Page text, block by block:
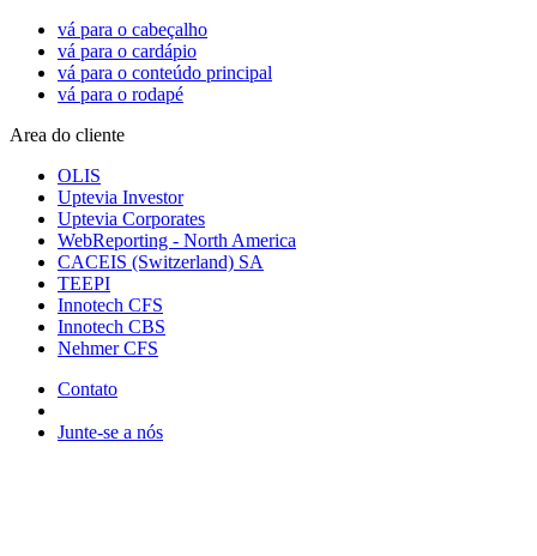
vá para o cabeçalho
vá para o cardápio
vá para o conteúdo principal
vá para o rodapé
Area do cliente
OLIS
Uptevia Investor
Uptevia Corporates
WebReporting - North America
CACEIS (Switzerland) SA
TEEPI
Innotech CFS
Innotech CBS
Nehmer CFS
Contato
Junte-se a nós